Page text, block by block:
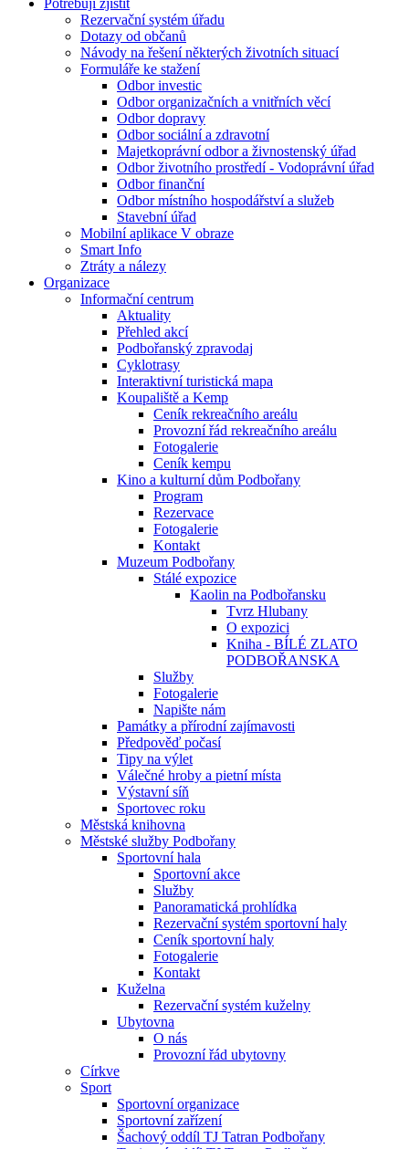
Potřebuji zjistit
Rezervační systém úřadu
Dotazy od občanů
Návody na řešení některých životních situací
Formuláře ke stažení
Odbor investic
Odbor organizačních a vnitřních věcí
Odbor dopravy
Odbor sociální a zdravotní
Majetkoprávní odbor a živnostenský úřad
Odbor životního prostředí - Vodoprávní úřad
Odbor finanční
Odbor místního hospodářství a služeb
Stavební úřad
Mobilní aplikace V obraze
Smart Info
Ztráty a nálezy
Organizace
Informační centrum
Aktuality
Přehled akcí
Podbořanský zpravodaj
Cyklotrasy
Interaktivní turistická mapa
Koupaliště a Kemp
Ceník rekreačního areálu
Provozní řád rekreačního areálu
Fotogalerie
Ceník kempu
Kino a kulturní dům Podbořany
Program
Rezervace
Fotogalerie
Kontakt
Muzeum Podbořany
Stálé expozice
Kaolin na Podbořansku
Tvrz Hlubany
O expozici
Kniha - BÍLÉ ZLATO
PODBOŘANSKA
Služby
Fotogalerie
Napište nám
Památky a přírodní zajímavosti
Předpověď počasí
Tipy na výlet
Válečné hroby a pietní místa
Výstavní síň
Sportovec roku
Městská knihovna
Městské služby Podbořany
Sportovní hala
Sportovní akce
Služby
Panoramatická prohlídka
Rezervační systém sportovní haly
Ceník sportovní haly
Fotogalerie
Kontakt
Kuželna
Rezervační systém kuželny
Ubytovna
O nás
Provozní řád ubytovny
Církve
Sport
Sportovní organizace
Sportovní zařízení
Šachový oddíl TJ Tatran Podbořany